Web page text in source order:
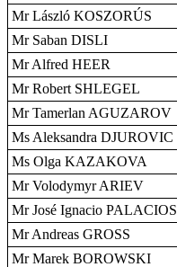
Mr László KOSZORÚS
Mr Saban DISLI
Mr Alfred HEER
Mr Robert SHLEGEL
Mr Tamerlan AGUZAROV
Ms Aleksandra DJUROVIC
Ms Olga KAZAKOVA
Mr Volodymyr ARIEV
Mr José Ignacio PALACIOS
Mr Andreas GROSS
Mr Marek BOROWSKI